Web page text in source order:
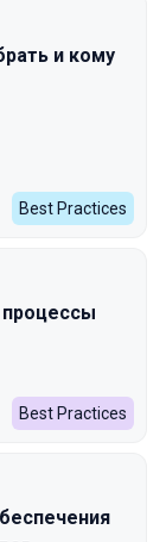
и кому
Best Practices
процессы
Best Practices